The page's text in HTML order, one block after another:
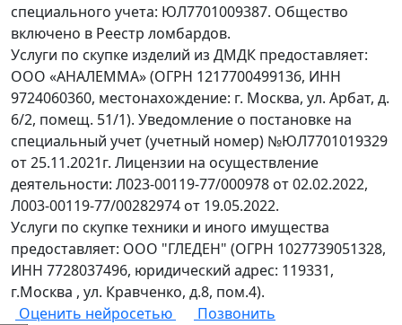
специального учета: ЮЛ7701009387. Общество
включено в Реестр ломбардов.
Услуги по скупке изделий из ДМДК предоставляет:
ООО «АНАЛЕММА» (ОГРН 1217700499136, ИНН
9724060360, местонахождение: г. Москва, ул. Арбат, д.
6/2, помещ. 51/1). Уведомление о постановке на
специальный учет (учетный номер) №ЮЛ7701019329
от 25.11.2021г. Лицензии на осуществление
деятельности: Л023-00119-77/000978 от 02.02.2022,
Л003-00119-77/00282974 от 19.05.2022.
Услуги по скупке техники и иного имущества
предоставляет: ООО "ГЛЕДЕН" (ОГРН 1027739051328,
ИНН 7728037496, юридический адрес: 119331,
г.Москва , ул. Кравченко, д.8, пом.4).
Оценить нейросетью
Позвонить